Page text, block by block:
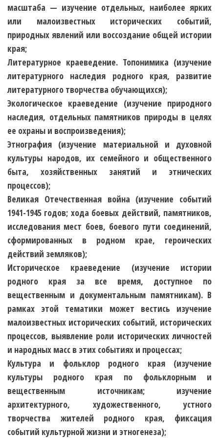
масштаба — изучение отдельных, наиболее ярких
или малоизвестных исторических событий,
природных явлений или воссоздание общей истории
края;
Литературное краеведение. Топонимика (изучение
литературного наследия родного края, развитие
литературного творчества обучающихся);
Экологическое краеведение (изучение природного
наследия, отдельных памятников природы в целях
ее охраны и воспроизведения);
Этнография (изучение материальной и духовной
культуры народов, их семейного и общественного
быта, хозяйственных занятий и этнических
процессов);
Великая Отечественная война (изучение событий
1941-1945 годов; хода боевых действий, памятников,
исследования мест боев, боевого пути соединений,
сформированных в родном крае, героических
действий земляков);
Историческое краеведение (изучение истории
родного края за все время, доступное по
вещественным и документальным памятникам). В
рамках этой тематики может вестись изучение
малоизвестных исторических событий, исторических
процессов, выявление роли исторических личностей
и народных масс в этих событиях и процессах;
Культура и фольклор родного края (изучение
культуры родного края по фольклорным и
вещественным источникам; изучение
архитектурного, художественного, устного
творчества жителей родного края, фиксация
событий культурной жизни и этногенеза);